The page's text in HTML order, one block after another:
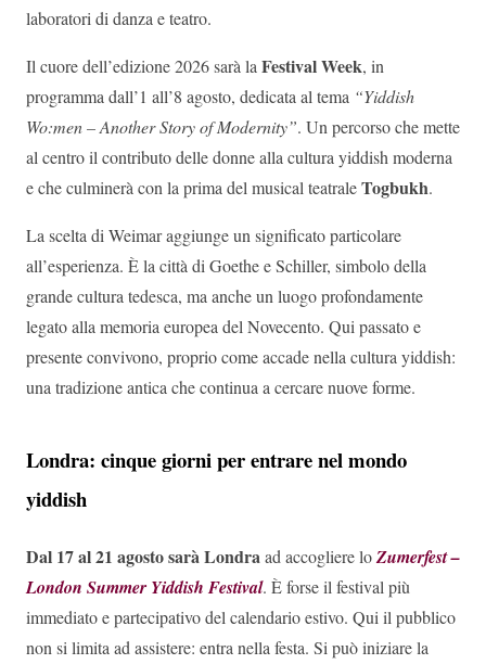
laboratori di danza e teatro.
Il cuore dell’edizione 2026 sarà la Festival Week, in
programma dall’1 all’8 agosto, dedicata al tema “Yiddish
Wo:men – Another Story of Modernity”. Un percorso che mette
al centro il contributo delle donne alla cultura yiddish moderna
e che culminerà con la prima del musical teatraleTogbukh.
La scelta di Weimar aggiunge un significato particolare
all’esperienza. È la città di Goethe e Schiller, simbolo della
grande cultura tedesca, ma anche un luogo profondamente
legato alla memoria europea del Novecento. Qui passato e
presente convivono, proprio come accade nella cultura yiddish:
una tradizione antica che continua a cercare nuove forme.
Londra: cinque giorni per entrare nel mondo
yiddish
Dal 17 al 21 agosto sarà Londraad accogliere loZumerfest –
London Summer Yiddish Festival. È forse il festival più
immediato e partecipativo del calendario estivo. Qui il pubblico
non si limita ad assistere: entra nella festa. Si può iniziare la